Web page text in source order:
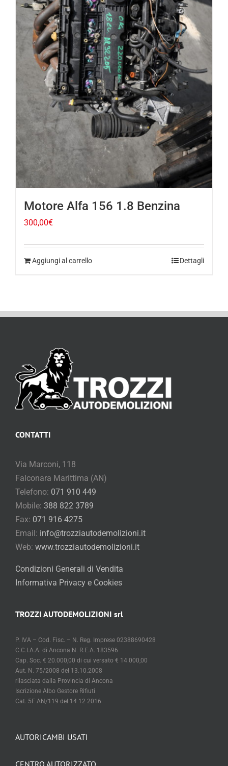
Motore Alfa 156 1.8 Benzina
300,00€
Aggiungi al carrello Dettagli
AUTORICAMBI USATI
CONTATTI
Via Marconi, 118
Falconara Marittima (AN)
Telefono: 071 910 449
Mobile: 388 822 3789
Fax: 071 916 4275
Email: info@trozziautodemolizioni.it
Web: www.trozziautodemolizioni.it
Condizioni Generali di Vendita
Informativa Privacy e Cookies
TROZZI AUTODEMOLIZIONI srl
P. IVA – Cod. Fisc. – N. Reg. Imprese 02388690428
C.C.I.A.A. di Ancona N. R.E.A. 183596
Cap. Soc. € 20.000,00 di cui versato € 14.000,00
Aut. N. 75/2008 del 13.10.2008
rilasciata dalla Provincia di Ancona
Iscrizione Albo Gestore Rifiuti
Cat. 5F AN/119 del 14 12 2016